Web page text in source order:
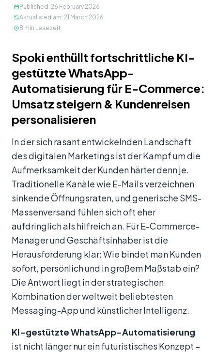
Published : 26 February 2026
Aktualisiert am: 21 March 2026
8 min Lesezeit
Spoki enthüllt fortschrittliche KI-
gestützte WhatsApp-
Automatisierung für E-Commerce:
Umsatz steigern & Kundenreisen
personalisieren
In der sich rasant entwickelnden Landschaft
des digitalen Marketings ist der Kampf um die
Aufmerksamkeit der Kunden härter denn je.
Traditionelle Kanäle wie E-Mails verzeichnen
sinkende Öffnungsraten, und generische SMS-
Massenversand fühlen sich oft eher
aufdringlich als hilfreich an. Für E-Commerce-
Manager und Geschäftsinhaber ist die
Herausforderung klar: Wie bindet man Kunden
sofort, persönlich und in großem Maßstab ein?
Die Antwort liegt in der strategischen
Kombination der weltweit beliebtesten
Messaging-App und künstlicher Intelligenz.
KI-gestützte WhatsApp-Automatisierung
ist nicht länger nur ein futuristisches Konzept –